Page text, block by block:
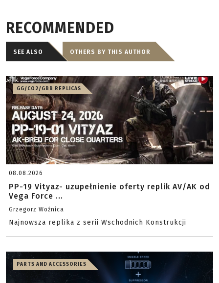
RECOMMENDED
SEE ALSO OTHERS BY THIS AUTHOR
GG/CO2/GBB REPLICAS
08.08.2026
PP-19 Vityaz- uzupełnienie oferty replik AV/AK od
Vega Force ...
Grzegorz Woźnica
Najnowsza replika z serii Wschodnich Konstrukcji
PARTS AND ACCESSORIES